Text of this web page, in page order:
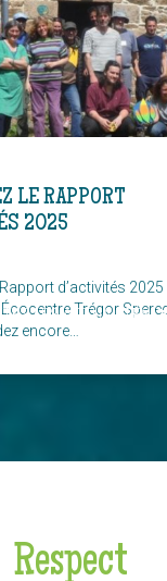
LE RAPPORT
2025
d’activités 2025
Trégor
encore…
LES ACTUALITÉS
Respect